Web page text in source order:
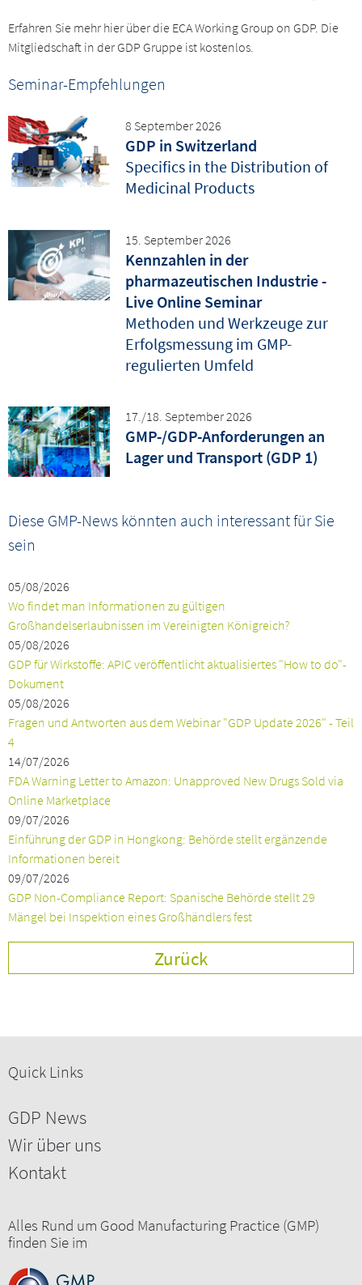
Erfahren Sie mehr hier über die ECA Working Group on GDP. Die
Mitgliedschaft in der GDP Gruppe ist kostenlos.
Seminar-Empfehlungen
8 September 2026
GDP in Switzerland
Specifics in the Distribution of
Medicinal Products
15. September 2026
Kennzahlen in der
pharmazeutischen Industrie -
Live Online Seminar
Methoden und Werkzeuge zur
Erfolgsmessung im GMP-
regulierten Umfeld
17./18. September 2026
GMP-/GDP-Anforderungen an
Lager und Transport (GDP 1)
Diese GMP-News könnten auch interessant für Sie
sein
05/08/2026
Wo findet man Informationen zu gültigen
Großhandelserlaubnissen im Vereinigten Königreich?
05/08/2026
GDP für Wirkstoffe: APIC veröffentlicht aktualisiertes "How to do"-
Dokument
05/08/2026
Fragen und Antworten aus dem Webinar "GDP Update 2026" - Teil
4
14/07/2026
FDA Warning Letter to Amazon: Unapproved New Drugs Sold via
Online Marketplace
09/07/2026
Einführung der GDP in Hongkong: Behörde stellt ergänzende
Informationen bereit
09/07/2026
GDP Non-Compliance Report: Spanische Behörde stellt 29
Mängel bei Inspektion eines Großhändlers fest
Zurück
Quick Links
GDP News
Wir über uns
Kontakt
Alles Rund um Good Manufacturing Practice (GMP)
finden Sie im